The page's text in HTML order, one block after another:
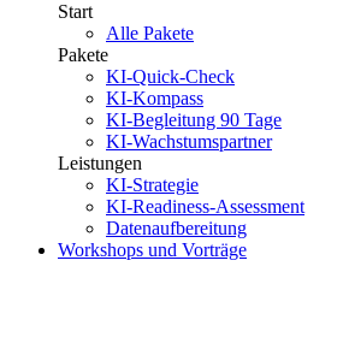
Start
Alle Pakete
Pakete
KI-Quick-Check
KI-Kompass
KI-Begleitung 90 Tage
KI-Wachstumspartner
Leistungen
KI-Strategie
KI-Readiness-Assessment
Datenaufbereitung
Workshops und Vorträge